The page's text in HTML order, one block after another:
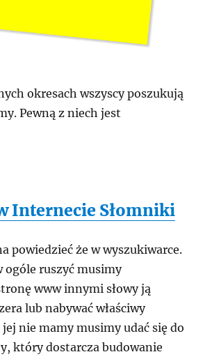
okresach wszyscy poszukują
Pewną z niech jest
Internecie Słomniki
powiedzieć że w wyszukiwarce.
ogóle ruszyć musimy
www innymi słowy ją
lub nabywać właściwy
nie mamy musimy udać się do
który dostarcza budowanie